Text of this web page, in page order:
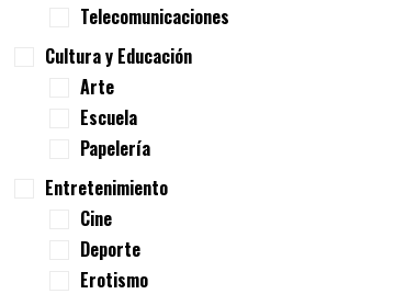
Telecomunicaciones
Cultura y Educación
Arte
Escuela
Papelería
Entretenimiento
Cine
Deporte
Erotismo